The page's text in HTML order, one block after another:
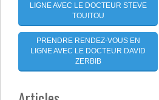
a
t
LIGNE AVEC LE DOCTEUR STEVE
TOUITOU
PRENDRE RENDEZ-VOUS EN
LIGNE AVEC LE DOCTEUR DAVID
ZERBIB